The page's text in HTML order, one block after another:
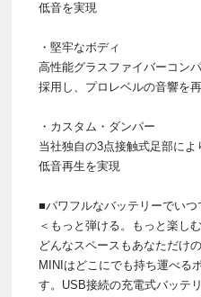
低音を実現
・堅牢なボディ
高性能グラスファイバーコン
採用し、プロレベルの音響を
・カスタム・ダンパー
当社独自の3点接触式足部に
低音再生を実現
■パワフルなバッテリーでいつ
＜もっと弾ける。もっと楽し
どんなスペースもあなただけ
MINIはどこにでも持ち運べる
す。USB接続の充電式バッテ